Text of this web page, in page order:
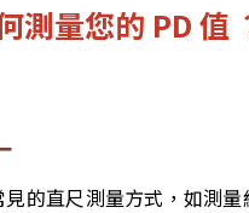
測量您的 PD 值
的直尺測量方式，如測